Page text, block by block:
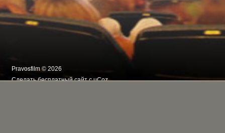
Pravosfilm © 2026
Сделатьбесплатный сайтсuCoz